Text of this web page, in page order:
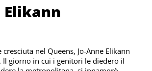
Elikann
nel Queens, Jo-Anne Elikann
Il giorno in cui i genitori le diedero il